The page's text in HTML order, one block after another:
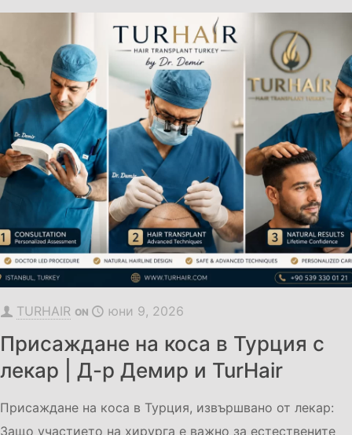
TURHAIR ON юни 9, 2026
Присаждане на коса в Турция с
лекар | Д-р Демир и TurHair
Присаждане на коса в Турция, извършвано от лекар:
Защо участието на хирурга е важно за естествените